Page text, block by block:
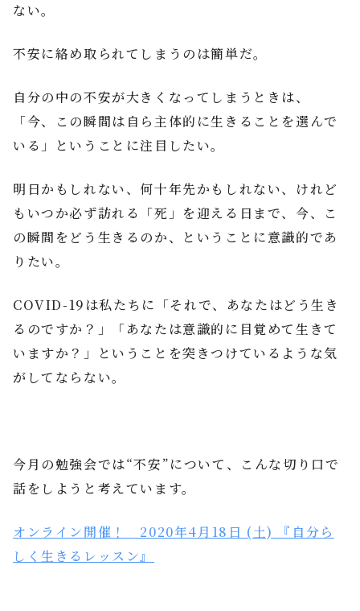
ない。
不安に絡め取られてしまうのは簡単だ。
自分の中の不安が大きくなってしまうときは、
「今、この瞬間は自ら主体的に生きることを選んで
いる」ということに注目したい。
明日かもしれない、何十年先かもしれない、けれど
もいつか必ず訪れる「死」を迎える日まで、今、こ
の瞬間をどう生きるのか、ということに意識的であ
りたい。
COVID-19は私たちに「それで、あなたはどう生き
るのですか？」「あなたは意識的に目覚めて生きて
いますか？」ということを突きつけているような気
がしてならない。
今月の勉強会では“不安”について、こんな切り口で
話をしようと考えています。
オンライン開催！ 2020年4月18日 (土) 『自分ら
しく生きるレッスン』